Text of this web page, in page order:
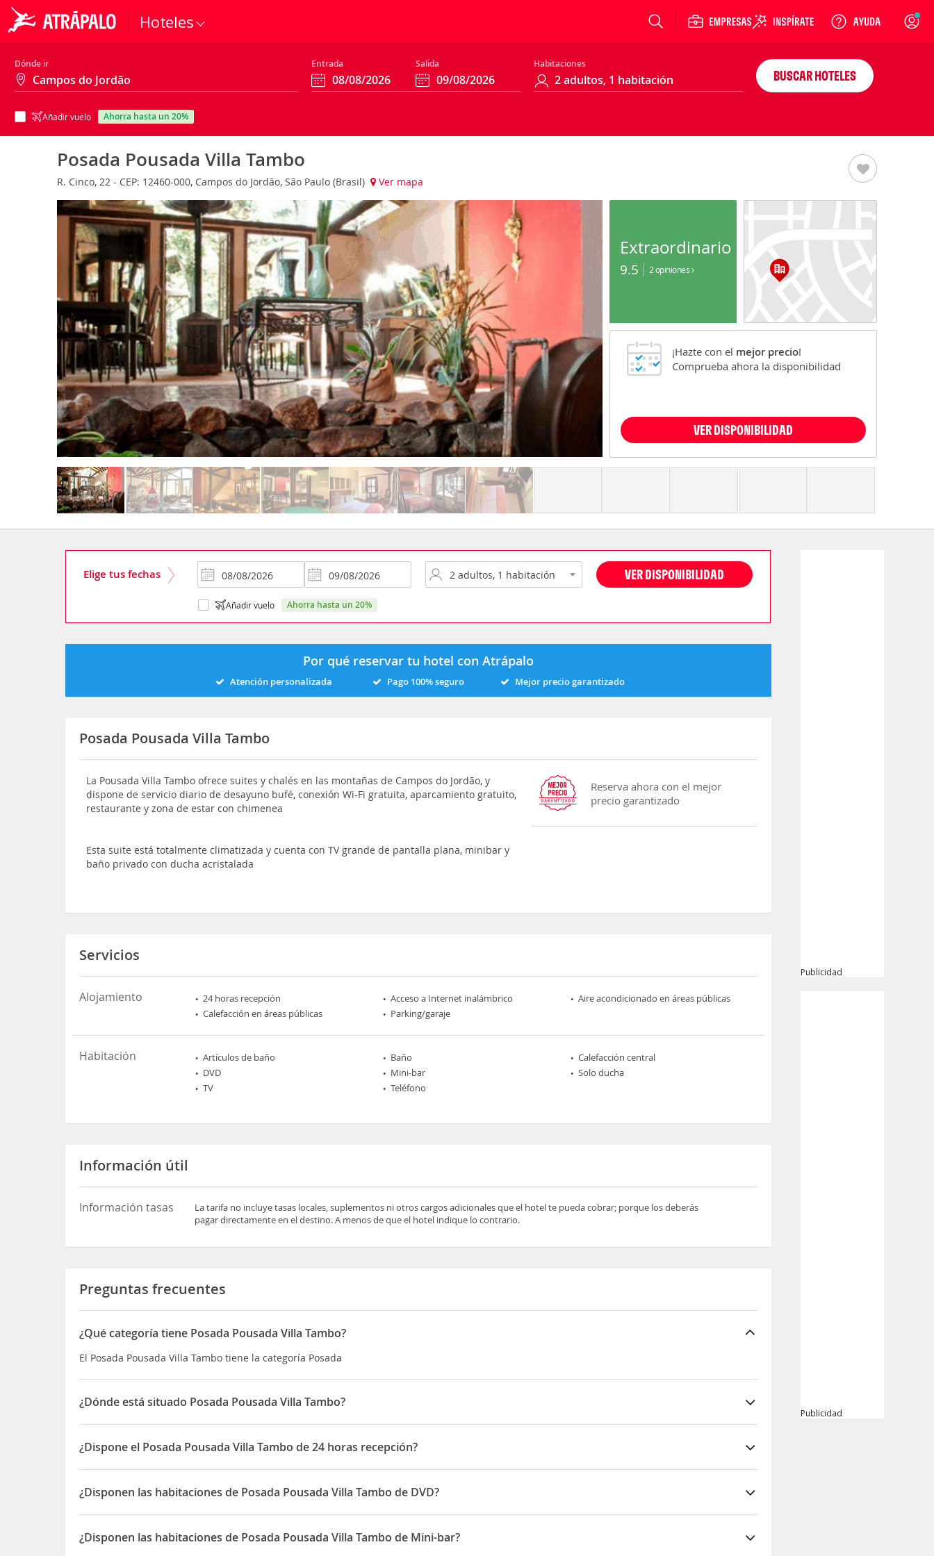
Hoteles Login
Dónde ir Entrada Salida Habitaciones
Añadir vuelo ahorra hasta un 20%
BUSCAR HOTELES
Posada Pousada Villa Tambo
R. Cinco, 22 - CEP: 12460-000, Campos do Jordão, São Paulo (Brasil) Ver mapa
Extraordinario
9.5 2 opiniones
¡Hazte con el mejor precio!
Comprueba ahora la disponibilidad
VER DISPONIBILIDAD
Elige tus fechas VER DISPONIBILIDAD
Añadir vuelo ahorra hasta un 20%
Por qué reservar tu hotel con Atrápalo
Atención personalizada Pago 100% seguro Mejor precio garantizado
Posada Pousada Villa Tambo
La Pousada Villa Tambo ofrece suites y chalés en las montañas de Campos do Jordão, y
dispone de servicio diario de desayuno bufé, conexión Wi-Fi gratuita, aparcamiento gratuito,
restaurante y zona de estar con chimenea
Esta suite está totalmente climatizada y cuenta con TV grande de pantalla plana, minibar y
baño privado con ducha acristalada
Reserva ahora con el mejor
precio garantizado
Servicios
Alojamiento 24 horas recepción Acceso a Internet inalámbrico
Aire acondicionado en áreas públicas
Calefacción en áreas públicas
Parking/garaje
Habitación Artículos de baño Baño
Calefacción central
DVD
Mini-bar
Solo ducha
TV
Teléfono
Información útil
Información tasas
La tarifa no incluye tasas locales, suplementos ni otros cargos adicionales que el hotel te pueda cobrar; porque los deberás
pagar directamente en el destino. A menos de que el hotel indique lo contrario.
Preguntas frecuentes
¿Qué categoría tiene Posada Pousada Villa Tambo?
El Posada Pousada Villa Tambo tiene la categoría Posada
¿Dónde está situado Posada Pousada Villa Tambo?
El Posada Pousada Villa Tambo está situado en R. Cinco, 22 - CEP: 12460-000
¿Dispone el Posada Pousada Villa Tambo de 24 horas recepción?
Sí, el Posada Pousada Villa Tambo dispone de 24 horas recepción
¿Disponen las habitaciones de Posada Pousada Villa Tambo de DVD?
Sí, las habitaciones del Posada Pousada Villa Tambo disponen de DVD
¿Disponen las habitaciones de Posada Pousada Villa Tambo de Mini-bar?
Publicidad
Publicidad